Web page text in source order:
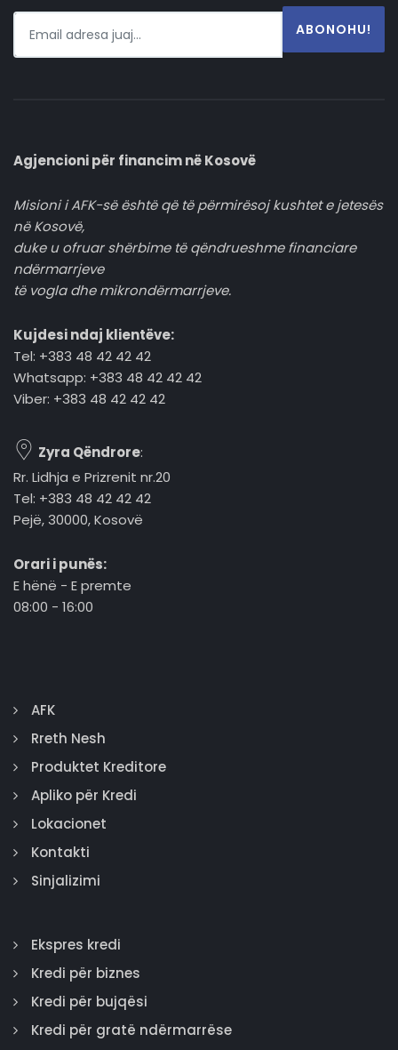
ABONOHU!
Agjencioni për financim në Kosovë
Misioni i AFK-së është që të përmirësoj kushtet e jetesës
në Kosovë,
duke u ofruar shërbime të qëndrueshme financiare
ndërmarrjeve
të vogla dhe mikrondërmarrjeve.
Kujdesi ndaj klientëve:
Tel: +383 48 42 42 42
Whatsapp: +383 48 42 42 42
Viber: +383 48 42 42 42
Zyra Qëndrore:
Rr. Lidhja e Prizrenit nr.20
Tel: +383 48 42 42 42
Pejë, 30000, Kosovë
Orari i punës:
E hënë - E premte
08:00 - 16:00
AFK
Rreth Nesh
Produktet Kreditore
Apliko për Kredi
Lokacionet
Kontakti
Sinjalizimi
Ekspres kredi
Kredi për biznes
Kredi për bujqësi
Kredi për gratë ndërmarrëse